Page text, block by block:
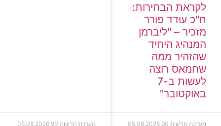
לקראת הבחירות:
ח"כ עודד פורר
מזכיר – "ליברמן
המנהיג היחיד
שהזהיר ממה
שחמאס רוצה
לעשות ב-7
באוקטובר"
מערכת חדשות 90
05.08.2026
מערכת חדשות 90
05.08.2026